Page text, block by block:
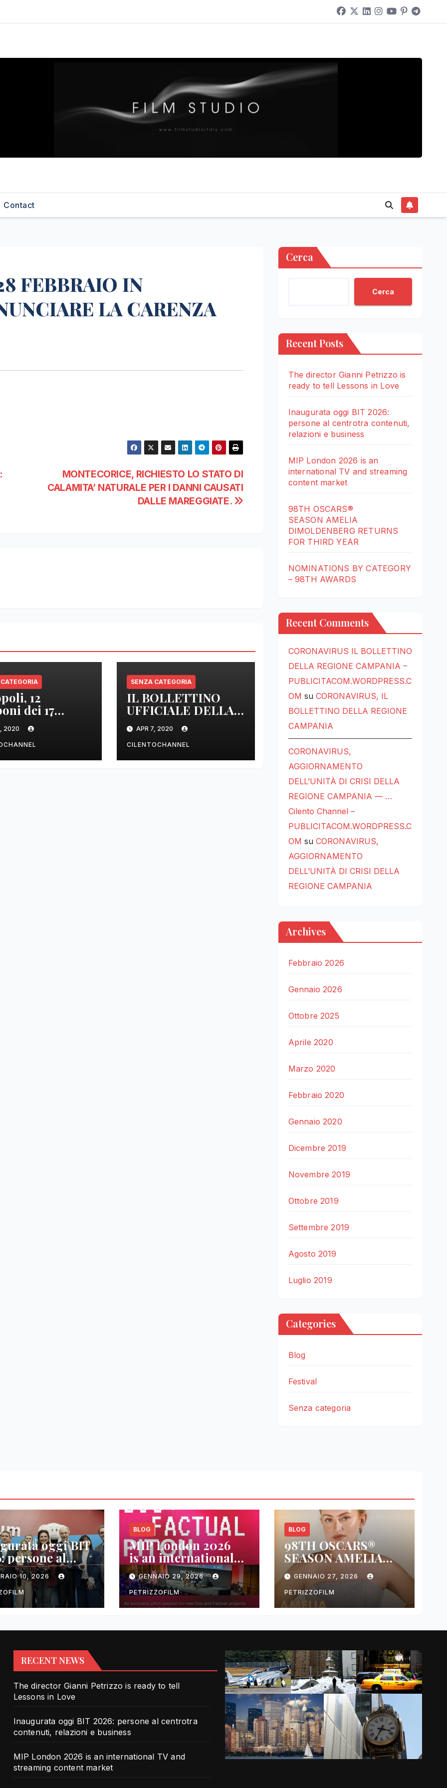
Contact
FEBBRAIO IN
LA CARENZA
MONTECORICE, RICHIESTO LO STATO DI
CALAMITA’ NATURALE PER I DANNI CAUSATI
DALLE MAREGGIATE.
12
dei 17
sono
2020
SENZA CATEGORIA
IL BOLLETTINO
UFFICIALE DELLA
REGIONE
CAMPANIA DELLE
ORE 22.00
APR 7, 2020
CILENTOCHANNEL
Cerca
Cerca
Recent Posts
The director Gianni Petrizzo is
ready to tell Lessons in Love
Inaugurata oggi BIT 2026:
persone al centrotra contenuti,
relazioni e business
MIP London 2026 is an
international TV and streaming
content market
98TH OSCARS®
SEASON AMELIA
DIMOLDENBERG RETURNS
FOR THIRD YEAR
NOMINATIONS BY CATEGORY
– 98TH AWARDS
Recent Comments
CORONAVIRUS IL BOLLETTINO
DELLA REGIONE CAMPANIA –
PUBLICITACOM.WORDPRESS.C
OM su CORONAVIRUS, IL
BOLLETTINO DELLA REGIONE
CAMPANIA
CORONAVIRUS,
AGGIORNAMENTO
DELL’UNITÀ DI CRISI DELLA
REGIONE CAMPANIA — …
Cilento Channel –
PUBLICITACOM.WORDPRESS.C
OM su CORONAVIRUS,
AGGIORNAMENTO
DELL’UNITÀ DI CRISI DELLA
REGIONE CAMPANIA
Archives
Febbraio 2026
Gennaio 2026
Ottobre 2025
Aprile 2020
Marzo 2020
Febbraio 2020
Gennaio 2020
Dicembre 2019
Novembre 2019
Ottobre 2019
Settembre 2019
Agosto 2019
Luglio 2019
Categories
Blog
Festival
Senza categoria
oggi BIT
persone al
contenuti,
e business
10, 2026
BLOG
MIP London 2026
is an international
TV and streaming
content market
GENNAIO 29, 2026
PETRIZZOFILM
BLOG
98TH OSCARS®
SEASON AMELIA
DIMOLDENBERG
RETURNS FOR
THIRD YEAR
GENNAIO 27, 2026
PETRIZZOFILM
RECENT NEWS
The director Gianni Petrizzo is ready to tell
Lessons in Love
Inaugurata oggi BIT 2026: persone al centrotra
contenuti, relazioni e business
MIP London 2026 is an international TV and
streaming content market